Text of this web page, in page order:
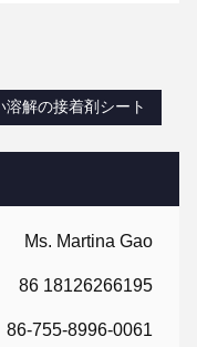
Ms. Martina Gao
86 18126266195
86-755-8996-0061
溶解の接着剤シート